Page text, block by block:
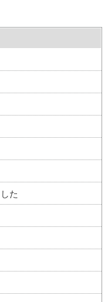
た